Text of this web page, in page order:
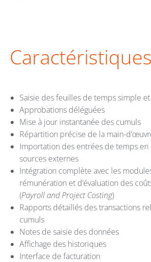
Saisie des feuilles de temps simple
Approbations déléguées
Mise à jour instantanée des cumuls
Répartition précise de la main-
Importation des entrées de temps en
sources externes
Intégration complète avec les
rémunération et d’évaluation des
(Payroll and Project Costing)
Rapports détaillés des transactions
cumuls
Notes de saisie des données
Affichage des historiques
Interface de facturation